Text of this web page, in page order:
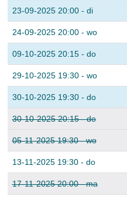
23-09-2025 20:00 - di
24-09-2025 20:00 - wo
09-10-2025 20:15 - do
29-10-2025 19:30 - wo
30-10-2025 19:30 - do
30-10-2025 20:15 - do
05-11-2025 19:30 - wo
13-11-2025 19:30 - do
17-11-2025 20:00 - ma